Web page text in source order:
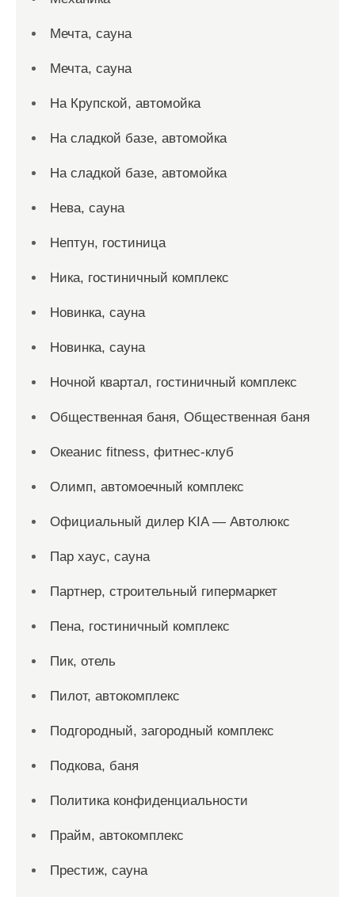
Мечта, сауна
Мечта, сауна
На Крупской, автомойка
На сладкой базе, автомойка
На сладкой базе, автомойка
Нева, сауна
Нептун, гостиница
Ника, гостиничный комплекс
Новинка, сауна
Новинка, сауна
Ночной квартал, гостиничный комплекс
Общественная баня, Общественная баня
Океанис fitness, фитнес-клуб
Олимп, автомоечный комплекс
Официальный дилер KIA — Автолюкс
Пар хаус, сауна
Партнер, строительный гипермаркет
Пена, гостиничный комплекс
Пик, отель
Пилот, автокомплекс
Подгородный, загородный комплекс
Подкова, баня
Политика конфиденциальности
Прайм, автокомплекс
Престиж, сауна